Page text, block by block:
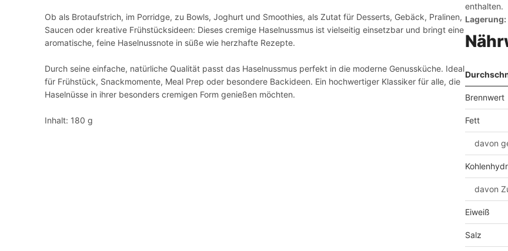
Ob als Brotaufstrich, im Porridge, zu Bowls, Joghurt und Smoothies, als Zutat für Desserts, Gebäck, Pralinen,
Saucen oder kreative Frühstücksideen: Dieses cremige Haselnussmus ist vielseitig einsetzbar und bringt eine
aromatische, feine Haselnussnote in süße wie herzhafte Rezepte.
Durch seine einfache, natürliche Qualität passt das Haselnussmus perfekt in die moderne Genussküche. Ideal
für Frühstück, Snackmomente, Meal Prep oder besondere Backideen. Ein hochwertiger Klassiker für alle, die
Haselnüsse in ihrer besonders cremigen Form genießen möchten.
Inhalt: 180 g
enthalten.
Lagerung:
Brennwert
Fett
davon
davon
Eiweiß
Salz